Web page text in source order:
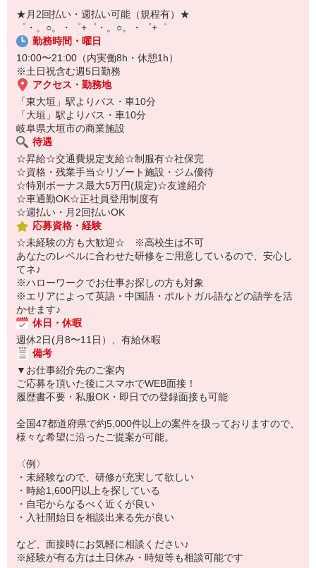
自宅に居ながらスマホでカンタン面接OK！
オンライン面談なのでスピード対応。
★月2回払い・週払い可能（規程有）★
゜・。○。・゜+゜・。○。・゜+゜
勤務時間・曜日
10:00〜21:00（内実働8h・休憩1h）
※土日祝含む週5日勤務
アクセス・勤務地
「東大垣」駅よりバス・車10分
「大垣」駅よりバス・車10分
岐阜県大垣市の商業施設
待遇
☆昇給☆交通費規定支給☆制服有☆社保完
☆資格・残業手当☆リゾート施設・ジム優待
☆特別ボーナス最大5万円(規定)☆友達紹介
☆車通勤OK☆正社員登用制度有
☆週払い・月2回払いOK
応募資格・経験
☆未経験の方も大歓迎☆ ※高校生は不可
あなたのレベルに合わせた研修をご用意しているので、安心し
てネ♪
※ハローワークでお仕事お探しの方も対象
※エリアによって英語・中国語・ポルトガル語などの語学を活
かせます♪
休日・休暇
週休2日(月8〜11日）、有給休暇
備考
▼お仕事紹介先のご案内
ご応募を頂いた後にスマホでWEB面接！
履歴書不要・私服OK・即日での登録面接も可能
全国47都道府県で約5,000件以上の案件を扱っておりますので、
様々な希望に沿ったご提案が可能。
〈例〉
・未経験なので、研修が充実して欲しい
・時給1,600円以上を探している
・自宅からなるべく近くが良い
・入社開始日を相談出来る先が良い
など、面接時にお気軽に相談ください♪
※経験が有る方は土日休み・時短等も相談可能です